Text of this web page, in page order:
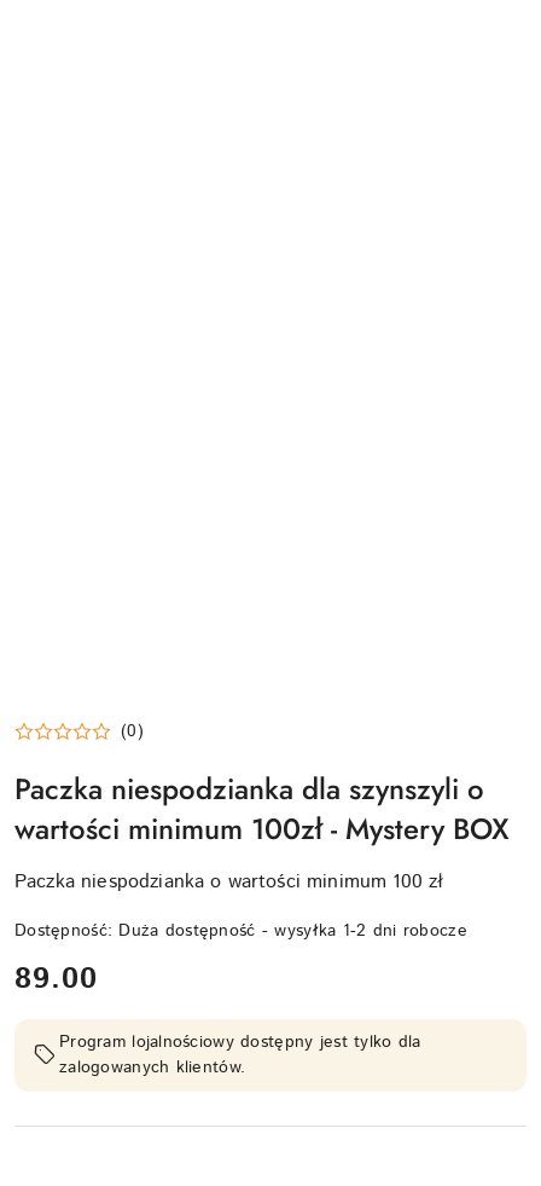
(0)
Paczka niespodzianka dla szynszyli o
wartości minimum 100zł - Mystery BOX
Paczka niespodzianka o wartości minimum 100 zł
Dostępność: Duża dostępność - wysyłka 1-2 dni robocze
cena:
89.00
Program lojalnościowy dostępny jest tylko dla
zalogowanych klientów.